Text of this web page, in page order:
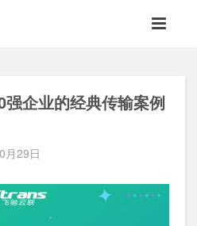
企业的经典传输案例
月29日